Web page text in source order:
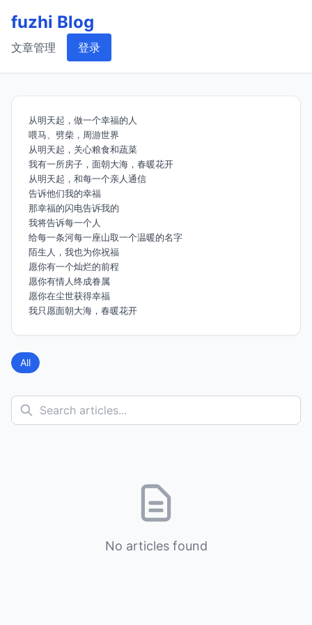
fuzhi Blog
文章管理 登录
从明天起，做一个幸福的人
喂马、劈柴，周游世界
从明天起，关心粮食和蔬菜
我有一所房子，面朝大海，春暖花开
从明天起，和每一个亲人通信
告诉他们我的幸福
那幸福的闪电告诉我的
我将告诉每一个人
给每一条河每一座山取一个温暖的名字
陌生人，我也为你祝福
愿你有一个灿烂的前程
愿你有情人终成眷属
愿你在尘世获得幸福
我只愿面朝大海，春暖花开
All
No articles found